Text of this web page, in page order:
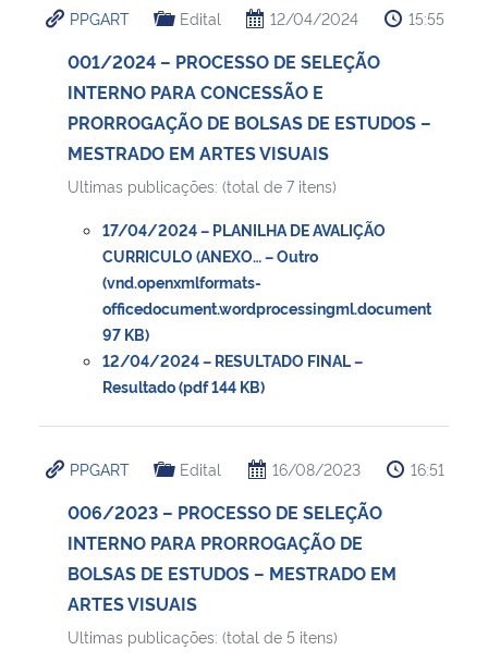
Ministério da Cidadania
Ministério de Minas e Energia
Ministério da Ciência, Tecnologia, Inovações e Comunicações
Ministério do Meio Ambiente
Ministério do Turismo
Ministério do Desenvolvimento Regional
Controladoria-Geral da União
Ministério da Mulher, da Família e dos Direitos Humanos
Secretaria-Geral
Secretaria de Governo
Gabinete de Segurança Institucional
PPGART Edital 12/04/2024 15:55
001/2024 – PROCESSO DE SELEÇÃO
INTERNO PARA CONCESSÃO E
PRORROGAÇÃO DE BOLSAS DE ESTUDOS –
MESTRADO EM ARTES VISUAIS
Ultimas publicações: (total de 7 itens)
17/04/2024 – PLANILHA DE AVALIÇÃO
CURRICULO (ANEXO… – Outro
(vnd.openxmlformats-
officedocument.wordprocessingml.document
97 KB)
12/04/2024 – RESULTADO FINAL –
Resultado (pdf 144 KB)
PPGART Edital 16/08/2023 16:51
006/2023 – PROCESSO DE SELEÇÃO
INTERNO PARA PRORROGAÇÃO DE
BOLSAS DE ESTUDOS – MESTRADO EM
ARTES VISUAIS
Ultimas publicações: (total de 5 itens)